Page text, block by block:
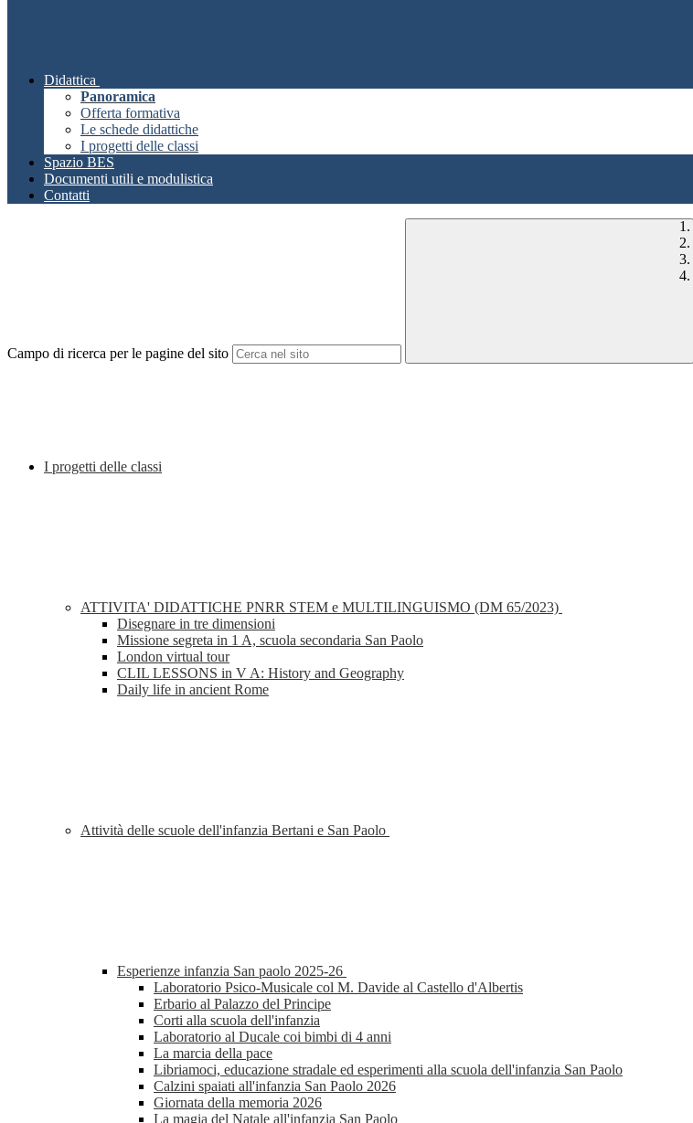
Didattica
Panoramica
Offerta formativa
Le schede didattiche
I progetti delle classi
Spazio BES
Documenti utili e modulistica
Contatti
Campo di ricerca per le pagine del sito
I progetti delle classi
ATTIVITA' DIDATTICHE PNRR STEM e MULTILINGUISMO (DM 65/2023)
Disegnare in tre dimensioni
Missione segreta in 1 A, scuola secondaria San Paolo
London virtual tour
CLIL LESSONS in V A: History and Geography
Daily life in ancient Rome
Attività delle scuole dell'infanzia Bertani e San Paolo
Esperienze infanzia San paolo 2025-26
Laboratorio Psico-Musicale col M. Davide al Castello d'Albertis
Erbario al Palazzo del Principe
Corti alla scuola dell'infanzia
Laboratorio al Ducale coi bimbi di 4 anni
La marcia della pace
Libriamoci, educazione stradale ed esperimenti alla scuola dell'infanzia San Paolo
Calzini spaiati all'infanzia San Paolo 2026
Giornata della memoria 2026
La magia del Natale all'infanzia San Paolo